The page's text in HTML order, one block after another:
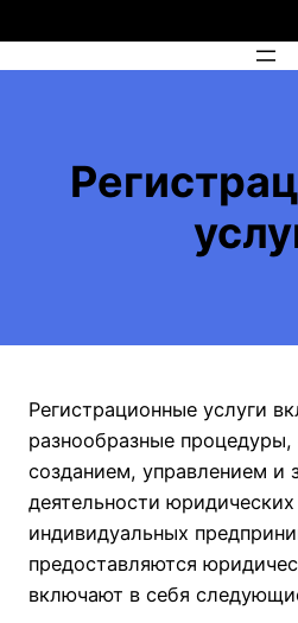
Регистрационные услуги
разнообразные процедуры,
созданием, управлением и
деятельности
индивидуальных
предоставляются
включают в себя